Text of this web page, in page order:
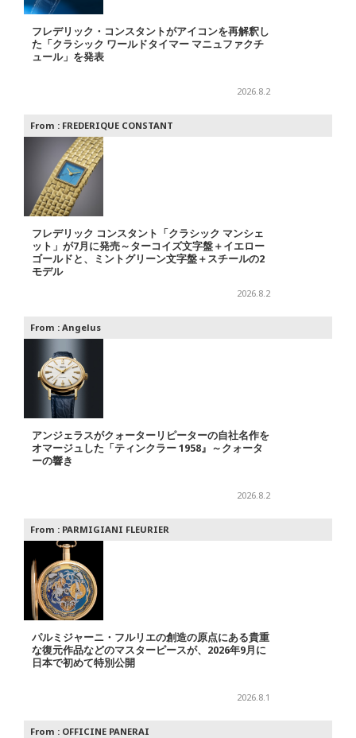
フレデリック・コンスタントがアイコンを再解釈し
た「クラシック ワールドタイマー マニュファクチ
ュール」を発表
2026.8.2
From : FREDERIQUE CONSTANT
フレデリック コンスタント「クラシック マンシェ
ット」が7月に発売～ターコイズ文字盤＋イエロー
ゴールドと、ミントグリーン文字盤＋スチールの2
モデル
2026.8.2
From : Angelus
アンジェラスがクォーターリピーターの自社名作を
オマージュした「ティンクラー 1958』～クォータ
ーの響き
2026.8.2
From : PARMIGIANI FLEURIER
パルミジャーニ・フルリエの創造の原点にある貴重
な復元作品などのマスターピースが、2026年9月に
日本で初めて特別公開
2026.8.1
From : OFFICINE PANERAI